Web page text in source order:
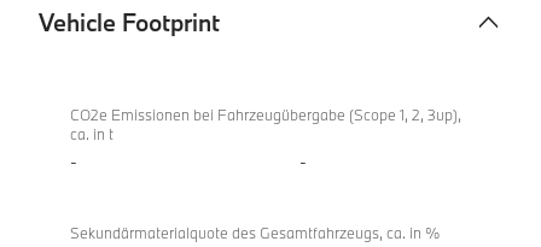
Vehicle Footprint
Footprint
xDrive
Gran
Coupé
CO2e Emissionen bei Fahrzeugübergabe (Scope 1, 2, 3up),
ca. in t
- -
Sekundärmaterialquote des Gesamtfahrzeugs, ca. in %